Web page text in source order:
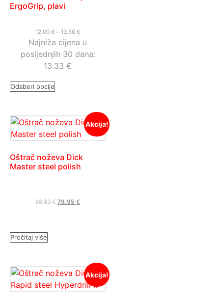
ErgoGrip, plavi
12.00 € – 13.50 €
Najniža cijena u
posljednjih 30 dana:
13.33€
Odaberi opcije
Akcija!
Oštrač noževa Dick
Master steel polish
88.83€ 79.95€
Pročitaj više
Akcija!